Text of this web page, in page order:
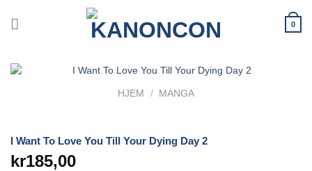
0
HJEM / MANGA
I Want To Love You Till Your Dying Day 2
kr185,00